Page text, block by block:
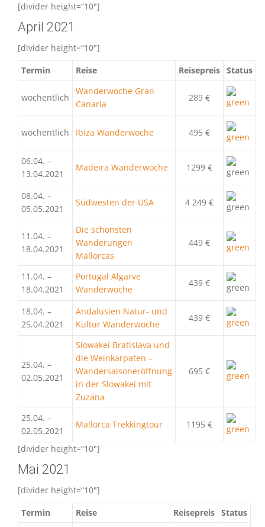
[divider height=“10″]
April 2021
[divider height=“10″]
Termin
Reise Reisepreis Status
wöchentlich
Wanderwoche Gran
Canaria
289 €
wöchentlich Ibiza Wanderwoche 495 €
06.04. –
13.04.2021
Madeira Wanderwoche 1299 €
08.04. –
05.05.2021
Südwesten der USA 4 249 €
11.04. –
18.04.2021
Die schönsten
Wanderungen
Mallorcas
449 €
11.04. –
18.04.2021
Portugal Algarve
Wanderwoche
439 €
18.04. –
25.04.2021
Andalusien Natur- und
Kultur Wanderwoche
439 €
25.04. –
02.05.2021
Slowakei Bratislava und
die Weinkarpaten –
Wandersaisoneröffnung
in der Slowakei mit
Zuzana
695 €
25.04. –
02.05.2021
Mallorca Trekkingtour 1195 €
[divider height=“10″]
Mai 2021
[divider height=“10″]
Termin
Reise Reisepreis Status